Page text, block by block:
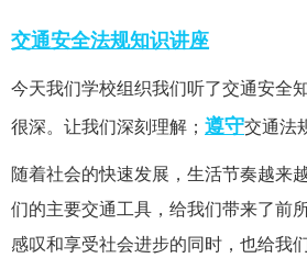
交通安全法规知识讲座
今天我们学校组织我们听了交通安全
很深。让我们深刻理解； 遵守交通法
随着社会的快速发展，生活节奏越来
们的主要交通工具，给我们带来了前
感叹和享受社会进步的同时，也给我